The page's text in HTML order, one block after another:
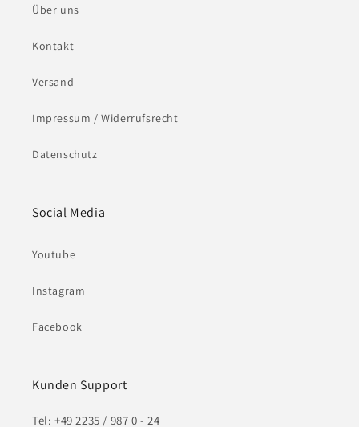
Über uns
Kontakt
Versand
Impressum / Widerrufsrecht
Datenschutz
Social Media
Youtube
Instagram
Facebook
Kunden Support
Tel: +49 2235 / 987 0 - 24